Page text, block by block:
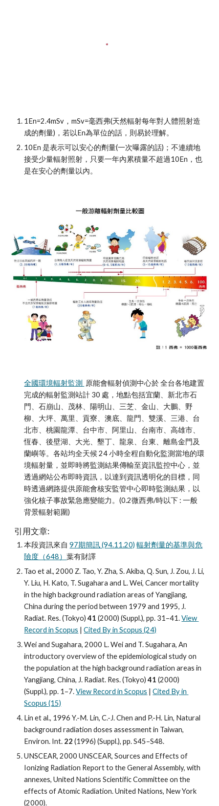
1En=2.4mSv，mSv=毫西弗(天然輻射每年對人體照射造
成的劑量)，若以En為單位的話，則易於理解。
10En 是表示可以安心的劑量(一次曝露的話)；不連續地
接受少量輻射照射，只要一年內累積量不超過10En，也
是在安心的劑量以內。
全國環境輻射監測
原能會輻射偵測中心於 全台各地建置
完成的輻射監測站計 30 處，地點包括宜蘭、新北市石
門、石崩山、茂林、陽明山、三芝、金山、大鵬、野
柳、大坪、萬里、貢寮、澳底、龍門、雙溪、三港、台
北市、桃園龍潭、台中市、阿里山、台南市、高雄市、
恆春、後壁湖、大光、墾丁、龍泉、台東、離島金門及
蘭嶼等。各站均全天候 24 小時全程自動化監測當地的環
境輻射量，並即時將監測結果傳輸至資訊監控中心，並
透過網站公布即時資訊，以達到資訊透明化的目標，同
時透過網路提供原能會核安監管中心即時監測結果，以
強化核子事故緊急應變能力。(0.2微西弗/時以下 : 一般
背景輻射範圍)
引用文章:
本段資訊來自 97期簡訊 (94.11.20) 輻射劑量的基準與危
險度（648）葉有財譯
Tao et al., 2000 Z. Tao, Y. Zha, S. Akiba, Q. Sun, J. Zou, J. Li,
Y. Liu, H. Kato, T. Sugahara and L. Wei, Cancer mortality
in the high background radiation areas of Yangjiang,
China during the period between 1979 and 1995, J.
Radiat. Res. (Tokyo) 41 (2000) (Suppl.), pp. 31–41. View
Record in Scopus | Cited By in Scopus (24)
Wei and Sugahara, 2000 L. Wei and T. Sugahara, An
introductory overview of the epidemiological study on
the population at the high background radiation areas in
Yangjiang, China, J. Radiat. Res. (Tokyo) 41 (2000)
(Suppl.), pp. 1–7. View Record in Scopus | Cited By in
Scopus (15)
Lin et al., 1996 Y.-M. Lin, C.-J. Chen and P.-H. Lin, Natural
background radiation doses assessment in Taiwan,
Environ. Int. 22 (1996) (Suppl.), pp. S45–S48.
UNSCEAR, 2000 UNSCEAR, Sources and Effects of
Ionizing Radiation Report to the General Assembly, with
annexes, United Nations Scientific Committee on the
effects of Atomic Radiation. United Nations, New York
(2000).